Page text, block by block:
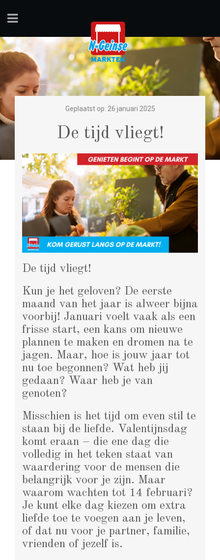
Geplaatst op: 26 januari 2025
De tijd vliegt!
De tijd vliegt!
Kun je het geloven? De eerste
maand van het jaar is alweer bijna
voorbij! Januari voelt vaak als een
frisse start, een kans om nieuwe
plannen te maken en dromen na te
jagen. Maar, hoe is jouw jaar tot
nu toe begonnen? Wat heb jij
gedaan? Waar heb je van
genoten?
Misschien is het tijd om even stil te
staan bij de liefde. Valentijnsdag
komt eraan – die ene dag die
volledig in het teken staat van
waardering voor de mensen die
belangrijk voor je zijn. Maar
waarom wachten tot 14 februari?
Je kunt elke dag kiezen om extra
liefde toe te voegen aan je leven,
of dat nu voor je partner, familie,
vrienden of jezelf is.